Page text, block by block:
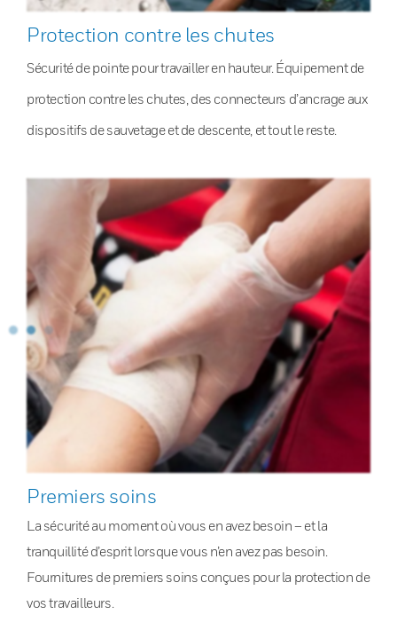
Protection contre les chutes
Sécurité de pointe pour travailler en hauteur. Équipement de
protection contre les chutes, des connecteurs d’ancrage aux
dispositifs de sauvetage et de descente, et tout le reste.
Premiers soins
La sécurité au moment où vous en avez besoin – et la
tranquillité d’esprit lorsque vous n’en avez pas besoin.
Fournitures de premiers soins conçues pour la protection de
vos travailleurs.